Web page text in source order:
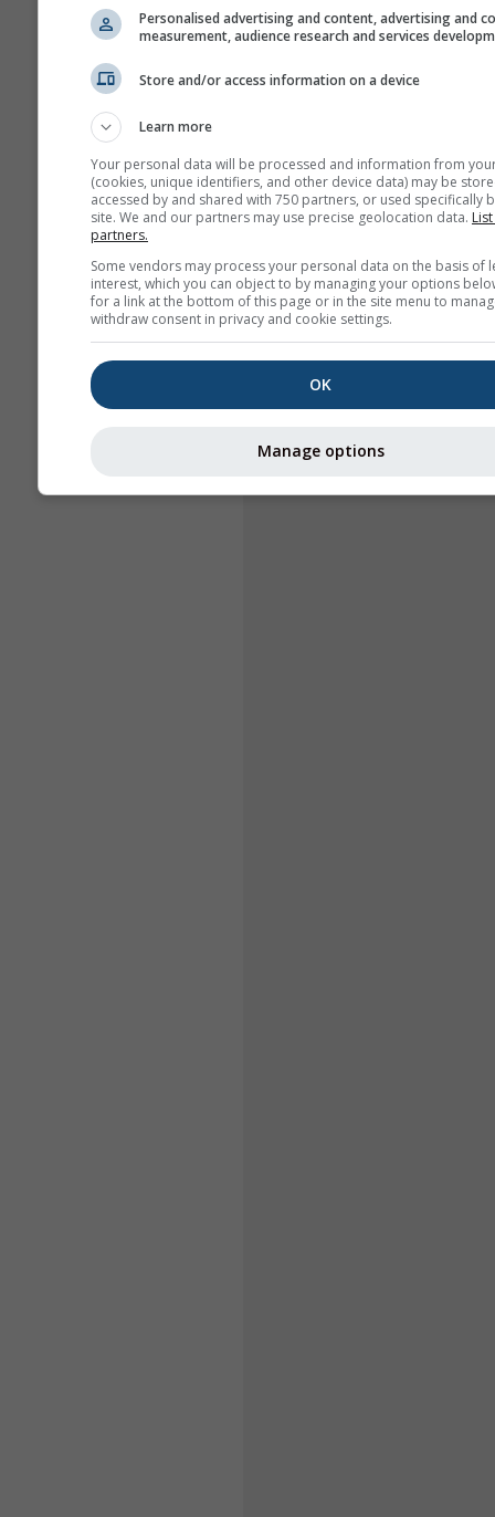
Personalised advertising and content, advertising and
measurement, audience research and services
Store and/or access information on a device
Learn more
Your personal data will be processed and information from
(cookies, unique identifiers, and other device data) may be
accessed by and shared with 750 partners, or used specifically
site. We and our partners may use precise geolocation data.
partners.
Some vendors may process your personal data on the basis of
interest, which you can object to by managing your options
for a link at the bottom of this page or in the site menu to
withdraw consent in privacy and cookie settings.
OK
Manage options